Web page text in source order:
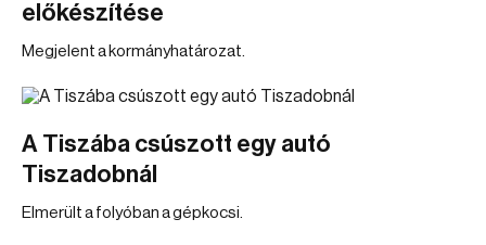
előkészítése
Megjelent a kormányhatározat.
A Tiszába csúszott egy autó
Tiszadobnál
Elmerült a folyóban a gépkocsi.